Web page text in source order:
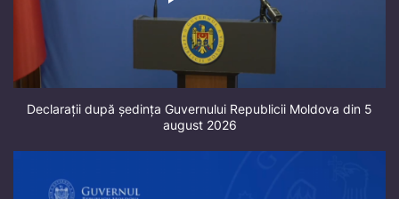
Declarații după ședința Guvernului Republicii Moldova din 5
august 2026